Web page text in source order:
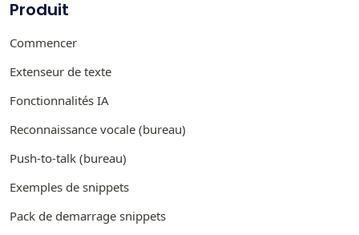
Produit
Commencer
Extenseur de texte
Fonctionnalités IA
Reconnaissance vocale (bureau)
Push-to-talk (bureau)
Exemples de snippets
Pack de demarrage snippets